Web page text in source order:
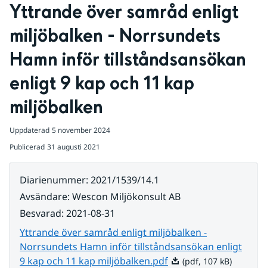
Yttrande över samråd enligt
miljöbalken - Norrsundets
Hamn inför tillståndsansökan
enligt 9 kap och 11 kap
miljöbalken
Uppdaterad 5 november 2024
Publicerad 31 augusti 2021
Diarienummer: 2021/1539/14.1
Avsändare: Wescon Miljökonsult AB
Besvarad: 2021-08-31
Yttrande över samråd enligt miljöbalken -
Norrsundets Hamn inför tillståndsansökan enligt
9 kap och 11 kap miljöbalken.pdfPdf, 107 kB.
(pdf, 107 kB)